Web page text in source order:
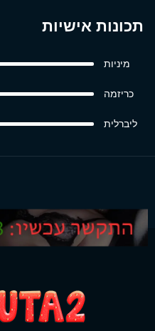
תכונות אישיות
מיניות
כריזמה
ליברלית